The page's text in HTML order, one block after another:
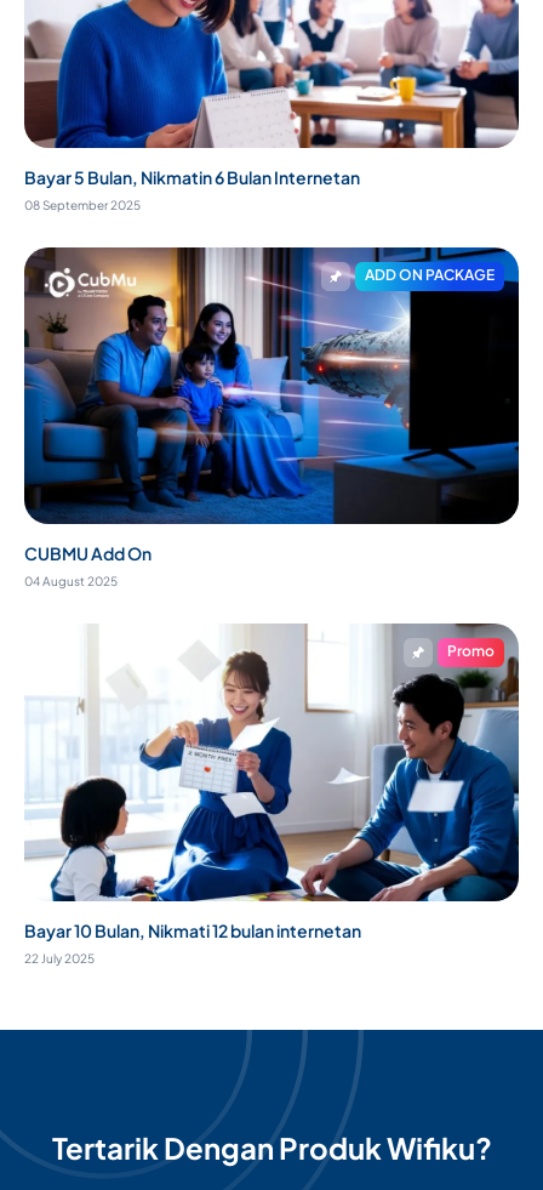
Bayar 5 Bulan, Nikmatin 6 Bulan Internetan
08 September 2025
ADD ON PACKAGE
CUBMU Add On
04 August 2025
Promo
Bayar 10 Bulan, Nikmati 12 bulan internetan
22 July 2025
Tertarik Dengan Produk Wifiku?